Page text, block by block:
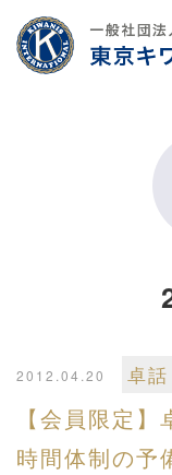
2012.04.20 卓話
【会員限定
時間体制の予